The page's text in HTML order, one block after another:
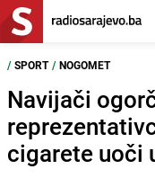
/ SPORT / NOGOMET
Navijači
cigarete uoči